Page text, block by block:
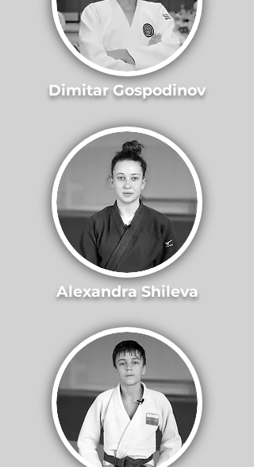
Dimitar Gospodinov
Alexandra Shileva